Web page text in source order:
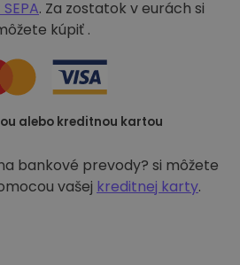
. Za zostatok v eurách si
kúpiť .
alebo kreditnou kartou
bankové prevody? si môžete
vašej kreditnej karty.